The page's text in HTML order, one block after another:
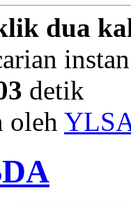
dua
detik
oleh